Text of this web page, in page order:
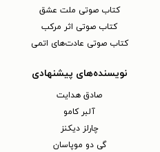
کتاب صوتی ملت عشق
کتاب صوتی اثر مرکب
کتاب صوتی عادت‌های اتمی
نویسنده‌های پیشنهادی
صادق هدایت
آلبر کامو
چارلز دیکنز
گی دو موپاسان